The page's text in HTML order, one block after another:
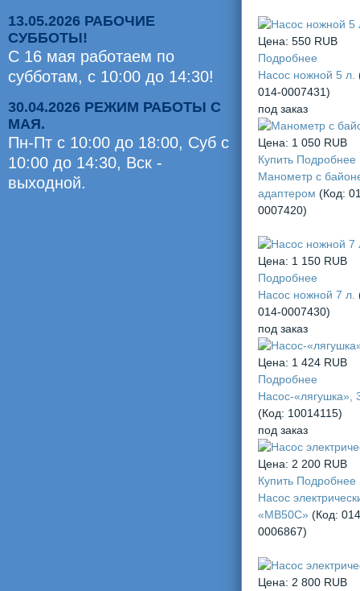
13.05.2026 РАБОЧИЕ
СУББОТЫ!
С 16 мая работаем по
субботам, с 10:00 до 14:30!
30.04.2026 РЕЖИМ РАБОТЫ С
МАЯ.
Пн-Пт с 10:00 до 18:00, Суб c
10:00 до 14:30, Вск -
выходной.
Цена: 550 RUB
Подробнее
Насос ножной 5 л.
014-0007431)
под заказ
Цена: 1 050 RUB
Купить Подробнее
Манометр с
адаптером (Код:
0007420)
Цена: 1 150 RUB
Подробнее
Насос ножной 7 л.
014-0007430)
под заказ
Цена: 1 424 RUB
Подробнее
Насос-«лягушка»,
(Код: 10014115)
под заказ
Цена: 2 200 RUB
Купить Подробнее
Насос
«MB50C» (Код:
0006867)
Цена: 2 800 RUB